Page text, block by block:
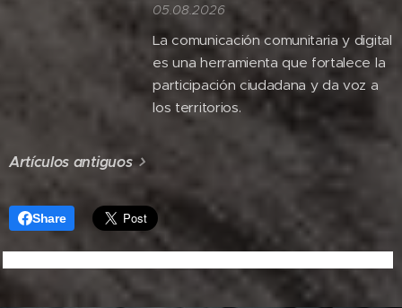
05.08.2026
La comunicación comunitaria y digital
es una herramienta que fortalece la
participación ciudadana y da voz a
los territorios.
Artículos antiguos
Share